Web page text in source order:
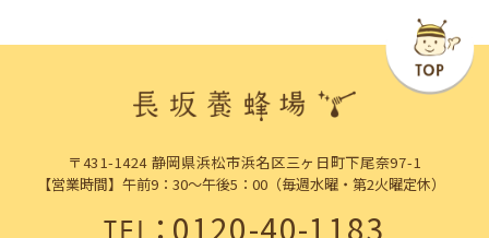
〒431-1424 静岡県浜松市浜名区三ヶ日町下尾奈97-1
【営業時間】午前9：30～午後5：00（毎週水曜・第2火曜定休）
：0120-40-1183